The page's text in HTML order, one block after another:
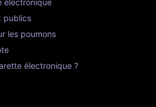
électronique
publics
les poumons
électronique ?